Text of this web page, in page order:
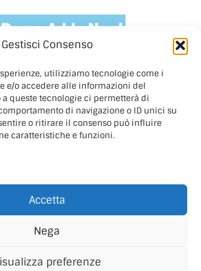
Gestisci Consenso
utilizziamo tecnologie come i
e/o accedere alle informazioni del
queste tecnologie ci permetterà di
di navigazione o ID unici su
o ritirare il consenso può influire
caratteristiche e funzioni.
Accetta
Nega
preferenze